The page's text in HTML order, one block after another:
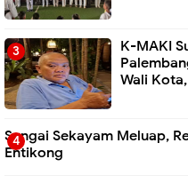
K-MAKI
Wali
Sungai Sekayam Meluap,
Entikong